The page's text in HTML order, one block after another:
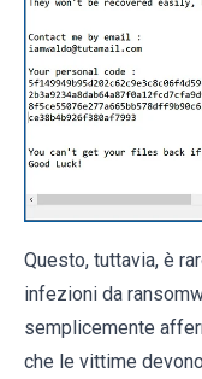
Questo, tuttavia, è
infezioni da
semplicemente
che le vittime